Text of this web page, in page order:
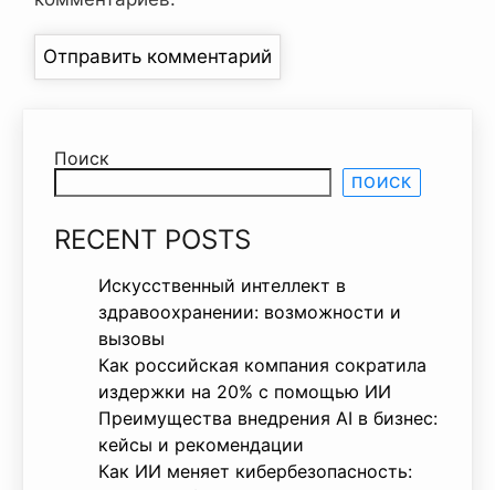
Поиск
ПОИСК
RECENT POSTS
Искусственный интеллект в
здравоохранении: возможности и
вызовы
Как российская компания сократила
издержки на 20% с помощью ИИ
Преимущества внедрения AI в бизнес:
кейсы и рекомендации
Как ИИ меняет кибербезопасность: